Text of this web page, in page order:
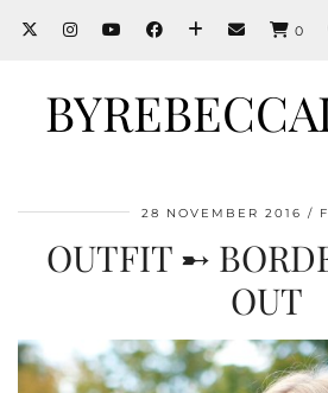
0
28 NOVEMBER 2016
OUTFIT ➸
OUT